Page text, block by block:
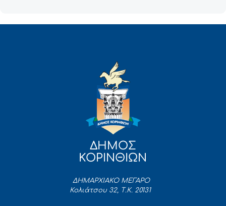
ΔΗΜΟΣ
ΚΟΡΙΝΘΙΩΝ
ΔΗΜΑΡΧΙΑΚΟ ΜΕΓΑΡΟ
Κολιάτσου 32, Τ.Κ. 20131